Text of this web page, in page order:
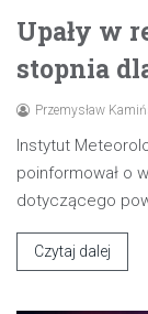
Upały w
stopnia
Przemysław
Instytut
poinformował o
dotyczącego
Czytaj dalej